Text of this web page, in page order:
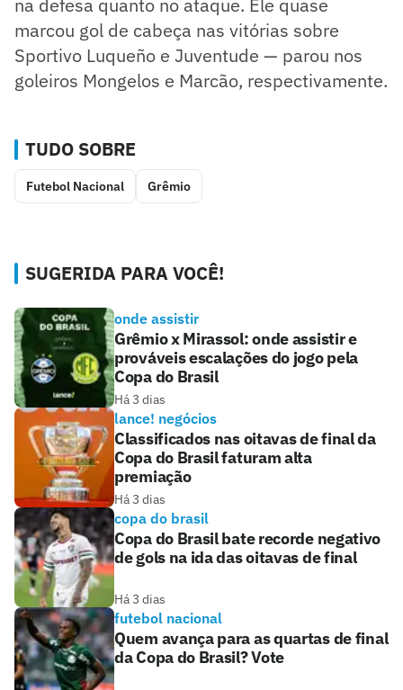
na defesa quanto no ataque. Ele quase
marcou gol de cabeça nas vitórias sobre
Sportivo Luqueño e Juventude — parou nos
goleiros Mongelos e Marcão, respectivamente.
TUDO SOBRE
Futebol Nacional Grêmio
SUGERIDA PARA VOCÊ!
onde assistir
Grêmio x Mirassol: onde assistir e
prováveis escalações do jogo pela
Copa do Brasil
Há 3 dias
lance! negócios
Classificados nas oitavas de final da
Copa do Brasil faturam alta
premiação
Há 3 dias
copa do brasil
Copa do Brasil bate recorde negativo
de gols na ida das oitavas de final
Há 3 dias
futebol nacional
Quem avança para as quartas de final
da Copa do Brasil? Vote